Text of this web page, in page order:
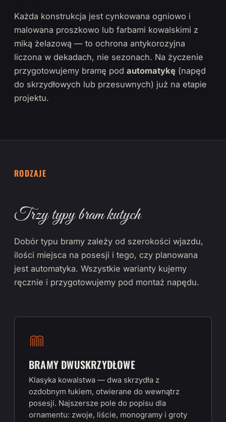
Każda konstrukcja jest cynkowana ogniowo i
malowana proszkowo lub farbami kowalskimi z
miką żelazową — to ochrona antykorozyjna
liczona w dekadach, nie sezonach. Na życzenie
przygotowujemy bramę pod automatykę (napęd
do skrzydłowych lub przesuwnych) już na etapie
projektu.
RODZAJE
Trzy typy bram kutych
Dobór typu bramy zależy od szerokości wjazdu,
ilości miejsca na posesji i tego, czy planowana
jest automatyka. Wszystkie warianty kujemy
ręcznie i przygotowujemy pod montaż napędu.
BRAMY DWUSKRZYDŁOWE
Klasyka kowalstwa — dwa skrzydła z
ozdobnym łukiem, otwierane do wewnątrz
posesji. Najszersze pole do popisu dla
ornamentu: zwoje, liście, monogramy i groty